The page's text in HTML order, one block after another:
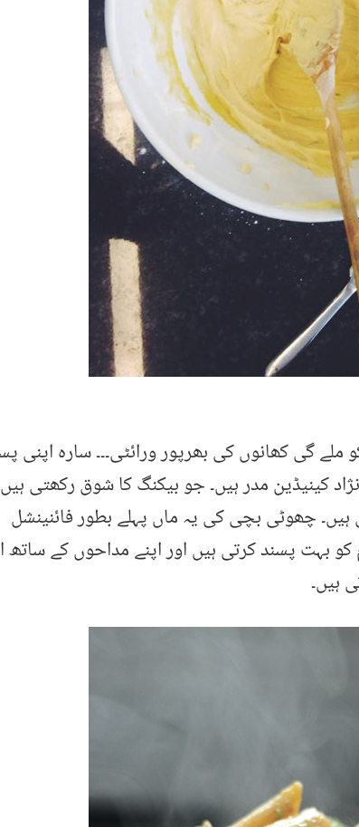
گی کھانوں کی بھرپور ورائٹی۔۔۔ سارہ اپنی
کینیڈین مدر ہیں۔ جو بیکنگ کا شوق رکھتی
چھوٹی بچی کی یہ ماں پہلے بطور فائنینشل
بہت پسند کرتی ہیں اور اپنے مداحوں کے ساتھ
ہیں۔